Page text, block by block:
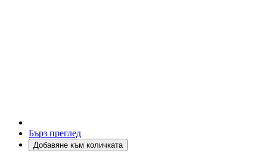
Бърз преглед
Добавяне към количката